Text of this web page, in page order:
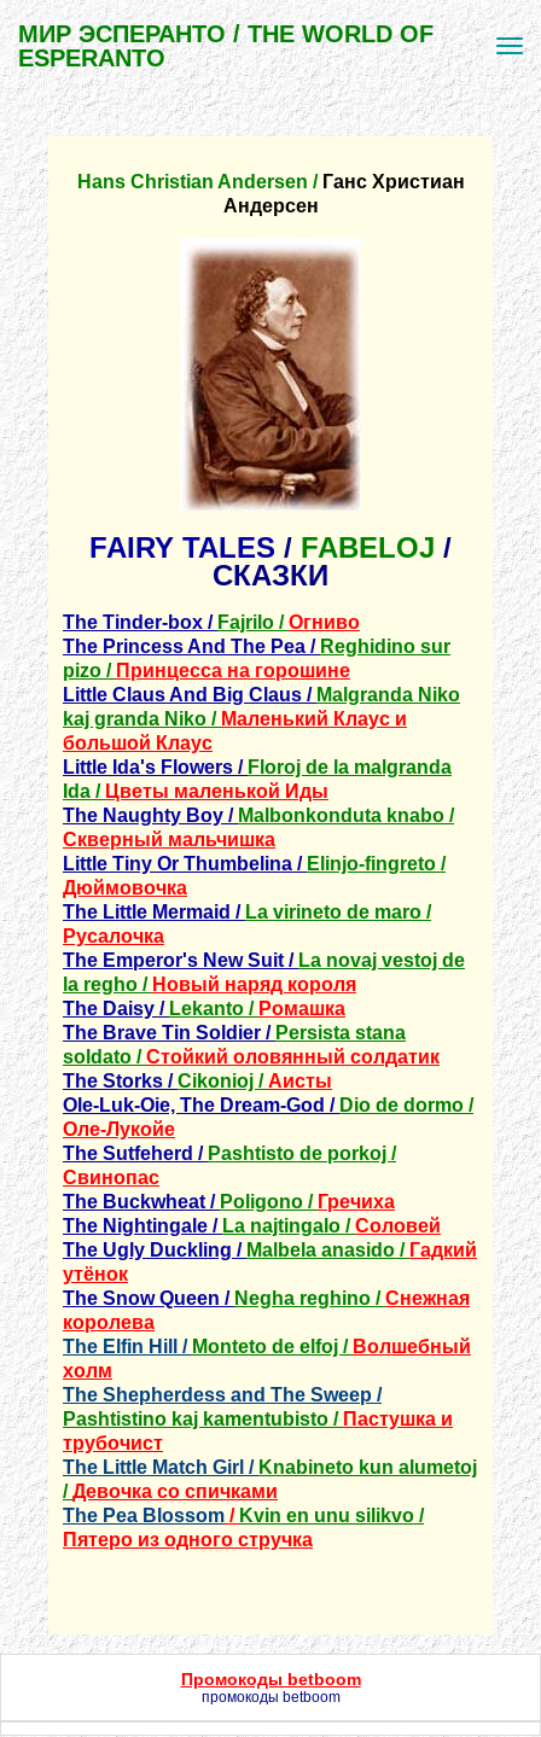
МИР ЭСПЕРАНТО / THE WORLD OF
ESPERANTO
Hans Christian Andersen / Ганс Христиан
Андерсен
FAIRY TALES / FABELOJ /
СКАЗКИ
The Tinder-box / Fajrilo /Огниво
The Princess And The Pea / Reghidino sur
pizo / Принцесса на горошине
Little Claus And Big Claus / Malgranda Niko
kaj granda Niko / Маленький Клаус и
большой Клаус
Little Ida's Flowers / Floroj de la malgranda
Ida / Цветы маленькой Иды
The Naughty Boy / Malbonkonduta knabo /
Скверный мальчишка
Little Tiny Or Thumbelina / Elinjo-fingreto /
Дюймовочка
The Little Mermaid / La virineto de maro /
Русалочка
The Emperor's New Suit / La novaj vestoj de
la regho / Новый наряд короля
The Daisy / Lekanto / Ромашка
The Brave Tin Soldier / Persista stana
soldato /Стойкий оловянный солдатик
The Storks /Cikonioj /Аисты
Ole-Luk-Oie, The Dream-God / Dio de dormo /
Оле-Лукойе
The Sutfeherd / Pashtisto de porkoj /
Свинопас
The Buckwheat / Poligono / Гречиха
The Nightingale / La najtingalo /Соловей
The Ugly Duckling / Malbela anasido / Гадкий
утёнок
The Snow Queen / Negha reghino /Снежная
королева
The Elfin Hill / Monteto de elfoj / Волшебный
холм
The Shepherdess and The Sweep /
Pashtistino kaj kamentubisto / Пастушка и
трубочист
The Little Match Girl / Knabineto kun alumetoj
/Девочка со спичками
The Pea Blossom / Kvin en unu silikvo /
Пятеро из одного стручка
Промокоды betboom
промокоды betboom